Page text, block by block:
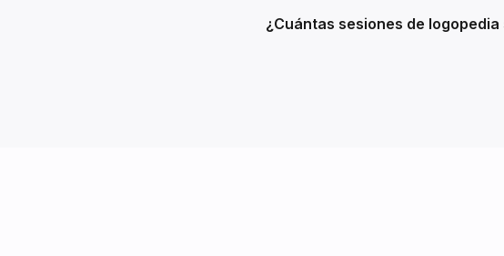
¿Cuántas sesiones de